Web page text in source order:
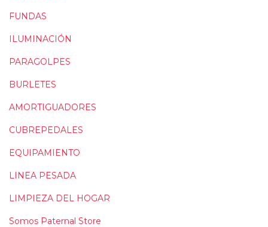
FUNDAS
ILUMINACIÓN
PARAGOLPES
BURLETES
AMORTIGUADORES
CUBREPEDALES
EQUIPAMIENTO
LINEA PESADA
LIMPIEZA DEL HOGAR
Somos Paternal Store